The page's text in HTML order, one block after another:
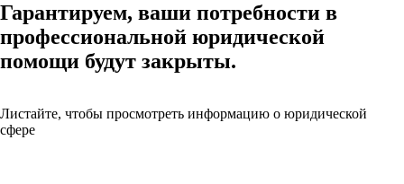
Гарантируем, ваши потребности в
профессиональной юридической
помощи будут закрыты.
Листайте, чтобы просмотреть информацию о юридической
сфере